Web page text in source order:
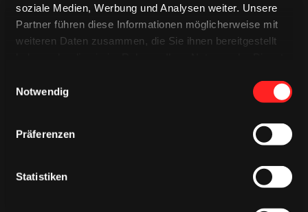
soziale Medien, Werbung und Analysen weiter. Unsere
Partner führen diese Informationen möglicherweise mit
weiteren Daten zusammen, die Sie ihnen bereitgestellt
Notwendig
Präferenzen
Statistiken